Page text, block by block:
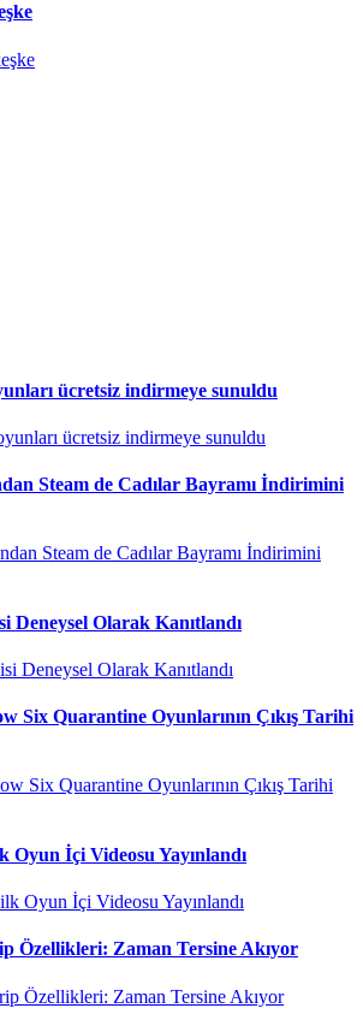
ücretsiz indirmeye sunuldu
Steam de Cadılar Bayramı İndirimini
Deneysel Olarak Kanıtlandı
Six Quarantine Oyunlarının Çıkış Tarihi
Oyun İçi Videosu Yayınlandı
Özellikleri: Zaman Tersine Akıyor